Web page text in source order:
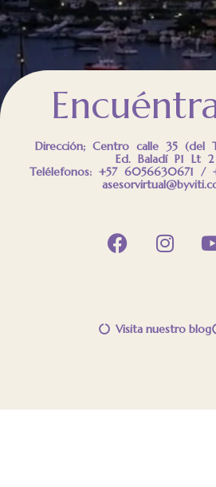
Dirección; Centro calle 35 (del
Ed. Baladí P1 Lt 2
Telélefonos: +57 6056630671 /
Visita nuestro blog